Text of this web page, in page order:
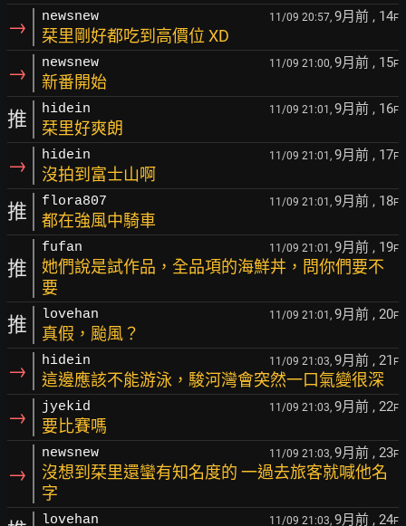
→ newsnew 11/09 20:57, 9月前 , 14F
栞里剛好都吃到高價位 XD
→ newsnew 11/09 21:00, 9月前 , 15F
新番開始
推 hidein 11/09 21:01, 9月前 , 16F
栞里好爽朗
→ hidein 11/09 21:01, 9月前 , 17F
沒拍到富士山啊
推 flora807 11/09 21:01, 9月前 , 18F
都在強風中騎車
推
fufan 11/09 21:01, 9月前 , 19F
她們說是試作品，全品項的海鮮丼，問你們要不
要
推 lovehan 11/09 21:01, 9月前 , 20F
真假，颱風？
→ hidein 11/09 21:03, 9月前 , 21 F
這邊應該不能游泳，駿河灣會突然一口氣變很深
→ jyekid 11/09 21:03, 9月前 , 22F
要比賽嗎
→
newsnew 11/09 21:03, 9月前 , 23F
沒想到栞里還蠻有知名度的 一過去旅客就喊他名
字
lovehan 11/09 21:03, 9月前 , 24F